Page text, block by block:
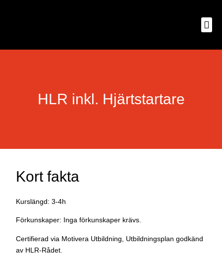
HLR inkl. Hjärtstartare
Kort fakta
Kurslängd: 3-4h
Förkunskaper: Inga förkunskaper krävs.
Certifierad via Motivera Utbildning, Utbildningsplan godkänd
av HLR-Rådet.